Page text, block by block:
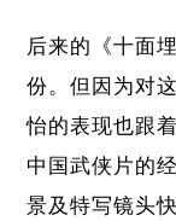
后来的《十面
份。但因为对
怡的表现也跟
中国武侠片的
景及特写镜头